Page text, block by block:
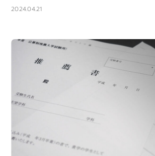
2024.04.21